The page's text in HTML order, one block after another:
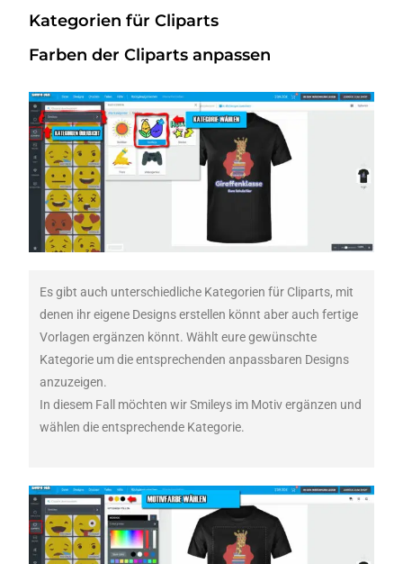
Kategorien für Cliparts
Farben der Cliparts anpassen
Es gibt auch unterschiedliche Kategorien für Cliparts, mit
denen ihr eigene Designs erstellen könnt aber auch fertige
Vorlagen ergänzen könnt. Wählt eure gewünschte
Kategorie um die entsprechenden anpassbaren Designs
anzuzeigen.
In diesem Fall möchten wir Smileys im Motiv ergänzen und
wählen die entsprechende Kategorie.